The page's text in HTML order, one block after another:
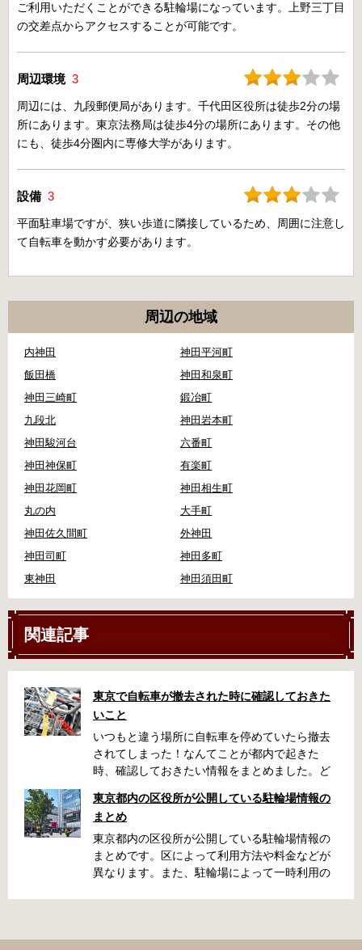
ご利用いただくことができる駐輪場になっています。上野三丁目
の交差点からアクセスすることが可能です。
周辺環境 3
周辺には、九段郵便局があります。千代田区役所は徒歩2分の場
所にあります。東京法務局は徒歩4分の場所にあります。その他
にも、徒歩4分圏内に専修大学があります。
設備 3
平面駐車場ですが、狭い歩道に隣接しているため、周囲に注意し
て自転車を動かす必要があります。
周辺の地域
内神田
神田平河町
飯田橋
神田和泉町
神田三崎町
鍛冶町
九段北
神田岩本町
神田駿河台
六番町
神田神保町
有楽町
神田花岡町
神田相生町
丸の内
大手町
神田佐久間町
外神田
神田司町
神田多町
東神田
神田須田町
関連記事
東京で自転車が撤去された時に確認しておきた
いこと
いつもと違う場所に自転車を停めていたら撤去
されてしまった！なんてことが都内で起きた
時、確認しておきたい情報をまとめました。ど
くらい？なんて疑問が浮かぶかと思います。事
前に確認していざという時対処しましょう。 千
代田区 / 新宿区 / 品川区 / 港区 / 中央区 / 大田区
/ 北区 / 墨田区 / 渋谷区 / 葛飾区 千代田区で撤去
された場合 猿楽町保管場所 住所 千代田区神田
の地図が置いてあります） 東京メトロ半蔵門
東京都内の区役所が公開している駐輪場情報の
まとめ
東京都内の区役所が公開している駐輪場情報の
まとめです。区によって利用方法や料金などが
異なります。また、駐輪場によって一時利用の
の自転車駐輪場 利用方法 利用登録申請書の提出